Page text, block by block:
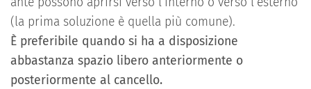
(la prima soluzione è quella più comune).
È preferibile quando si ha a disposizione
abbastanza spazio libero anteriormente o
posteriormente al cancello.